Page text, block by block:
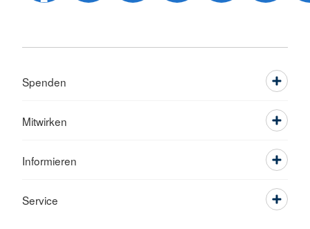
Spenden
Mitwirken
Informieren
Service